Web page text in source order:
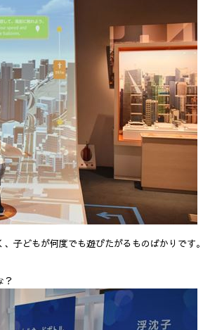
子どもが何度でも遊びたがるものばかりです。
？